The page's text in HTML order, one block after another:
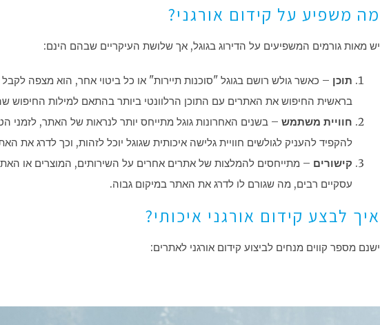
מה משפיע על קידום אורגני?
יש מאות גורמים המשפיעים על הדירוג בגוגל, אך שלושת העיקריים שבהם הינם:
תוכן – כאשר גולש רושם בגוגל "סוכנות תיירות" או כל ביטוי אחר, הוא מצפה
בראשית החיפוש את האתרים עם התוכן הרלוונטי ביותר בהתאם למילות החיפוש
חוויית משתמש – בשנים האחרונות גוגל מתייחס יותר לנראות של האתר,
להקפיד להעניק לגולשים חוויית גלישה איכותית שגוגל יוכל לזהות, וכך לדרג את
קישורים – מתייחסים להמלצות של אתרים אחרים על השירותים, המוצרים או
עסקיים רבים, מה שגורם לו לדרג את האתר במיקום גבוה.
איך לבצע קידום אורגני איכותי?
ישנם מספר קווים מנחים לביצוע קידום אורגני לאתרים: